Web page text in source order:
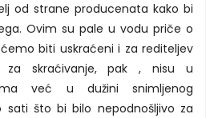
od strane producenata kako bi
Ovim su pale u vodu priče o
biti uskraćeni i za rediteljev
za skraćivanje, pak , nisu u
već u dužini snimljenog
što bi bilo nepodnošljivo za